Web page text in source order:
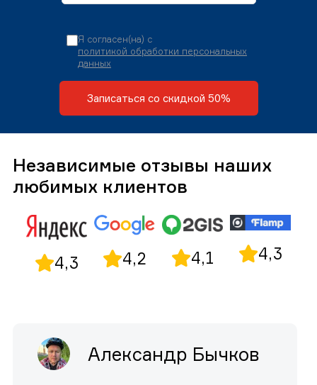
Я согласен(на) с
политикой обработки персональных
данных
Записаться со скидкой 50%
Независимые отзывы наших
любимых клиентов
4,3 4,2 4,1 4,3
Александр Бычков